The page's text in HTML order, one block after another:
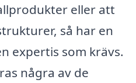
eller att
så har en
expertis som krävs.
några av de